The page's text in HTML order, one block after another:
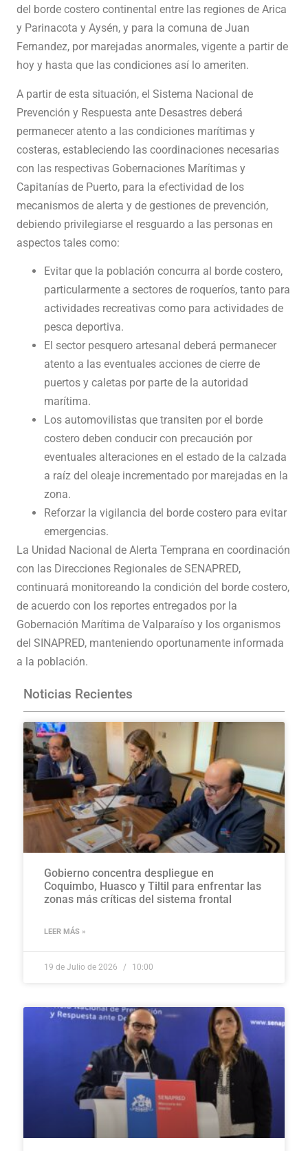
del borde costero continental entre las regiones de Arica
y Parinacota y Aysén, y para la comuna de Juan
Fernandez, por marejadas anormales, vigente a partir de
hoy y hasta que las condiciones así lo ameriten.
A partir de esta situación, el Sistema Nacional de
Prevención y Respuesta ante Desastres deberá
permanecer atento a las condiciones marítimas y
costeras, estableciendo las coordinaciones necesarias
con las respectivas Gobernaciones Marítimas y
Capitanías de Puerto, para la efectividad de los
mecanismos de alerta y de gestiones de prevención,
debiendo privilegiarse el resguardo a las personas en
aspectos tales como:
Evitar que la población concurra al borde costero,
particularmente a sectores de roqueríos, tanto para
actividades recreativas como para actividades de
pesca deportiva.
El sector pesquero artesanal deberá permanecer
atento a las eventuales acciones de cierre de
puertos y caletas por parte de la autoridad
marítima.
Los automovilistas que transiten por el borde
costero deben conducir con precaución por
eventuales alteraciones en el estado de la calzada
a raíz del oleaje incrementado por marejadas en la
zona.
Reforzar la vigilancia del borde costero para evitar
emergencias.
La Unidad Nacional de Alerta Temprana en coordinación
con las Direcciones Regionales de SENAPRED,
continuará monitoreando la condición del borde costero,
de acuerdo con los reportes entregados por la
Gobernación Marítima de Valparaíso y los organismos
del SINAPRED, manteniendo oportunamente informada
a la población.
Noticias Recientes
Gobierno concentra despliegue en
Coquimbo, Huasco y Tiltil para enfrentar las
zonas más críticas del sistema frontal
LEER MÁS »
19 de Julio de 2026 10:00